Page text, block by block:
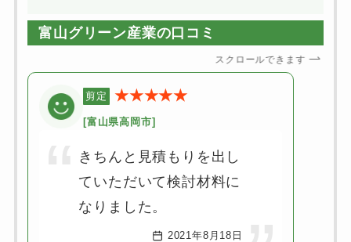
富山グリーン産業の口コミ
スクロールできます
剪定 ★★★★★
[富山県高岡市]
きちんと見積もりを出し
ていただいて検討材料に
なりました。
2021年8月18日